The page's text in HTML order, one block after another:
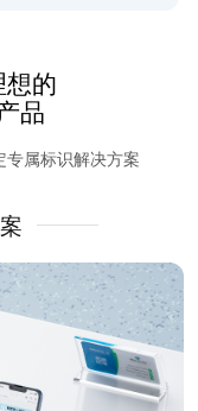
想的
品
专属标识解决方案